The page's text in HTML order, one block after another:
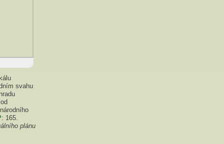
svahu
: 165.
plánu